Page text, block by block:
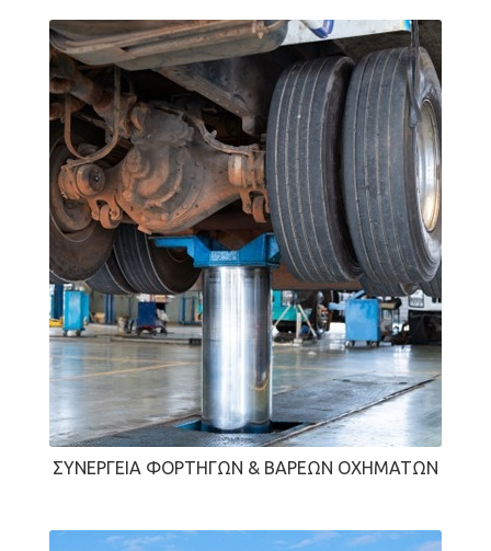
ΣΥΝΕΡΓΕΊΑ ΦΟΡΤΗΓΏΝ & ΒΑΡΈΩΝ ΟΧΗΜΆΤΩΝ